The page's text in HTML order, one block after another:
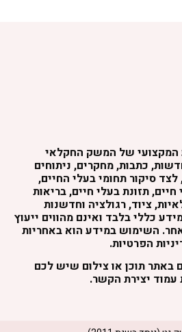
המקצועי של המשק החקלאי
כתבות, מחקרים, ניתוחים
סיקור תחומי בעלי החיים,
תזונת בעלי חיים, בריאות
ציוד, רגולציה וחדשנות
כללי בלבד ואינם מהווים ייעוץ
השימוש במידע הוא באחריות
הפרטיות.
באתר תוכן או צילום שיש לכם
עמוד יצירת הקשר.